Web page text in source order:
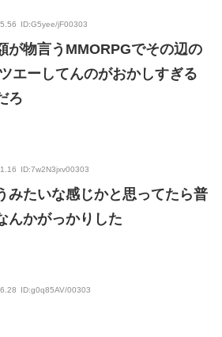
ID:G5yee/jF00303
が物言うMMORPGでその辺の
エーしてんのがおかしすぎる
ろ
ID:7w2N3jxv00303
みたいな感じかと思ってたら普
んかがっかりした
ID:g0q85AV/00303